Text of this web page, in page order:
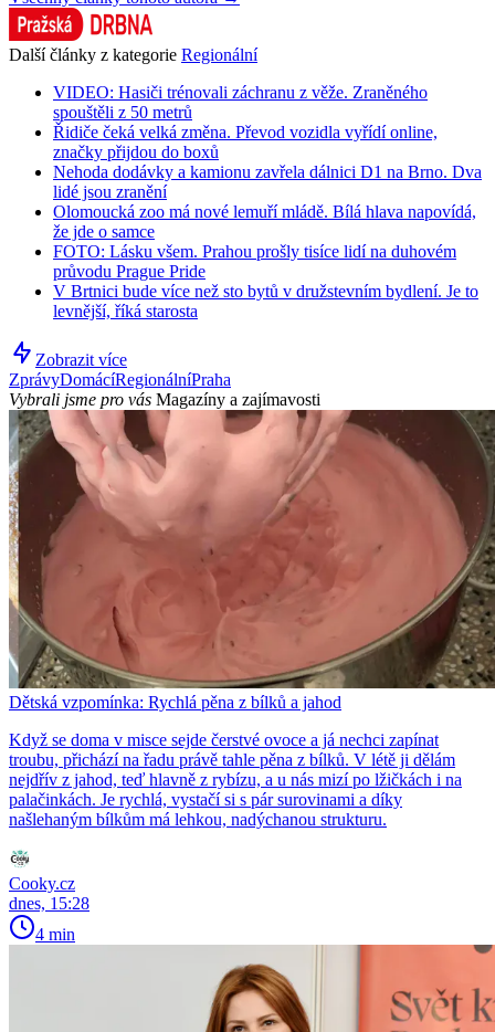
Další články z kategorie Regionální
VIDEO: Hasiči trénovali záchranu z věže. Zraněného
spouštěli z 50 metrů
Řidiče čeká velká změna. Převod vozidla vyřídí online,
značky přijdou do boxů
Nehoda dodávky a kamionu zavřela dálnici D1 na Brno. Dva
lidé jsou zranění
Olomoucká zoo má nové lemuří mládě. Bílá hlava napovídá,
že jde o samce
FOTO: Lásku všem. Prahou prošly tisíce lidí na duhovém
průvodu Prague Pride
V Brtnici bude více než sto bytů v družstevním bydlení. Je to
levnější, říká starosta
Zobrazit více
ZprávyDomácíRegionálníPraha
Vybrali jsme pro vás Magazíny a zajímavosti
Dětská vzpomínka: Rychlá pěna z bílků a jahod
Když se doma v misce sejde čerstvé ovoce a já nechci zapínat
troubu, přichází na řadu právě tahle pěna z bílků. V létě ji dělám
nejdřív z jahod, teď hlavně z rybízu, a u nás mizí po lžičkách i na
palačinkách. Je rychlá, vystačí si s pár surovinami a díky
našlehaným bílkům má lehkou, nadýchanou strukturu.
Cooky.cz
dnes, 15:28
4 min